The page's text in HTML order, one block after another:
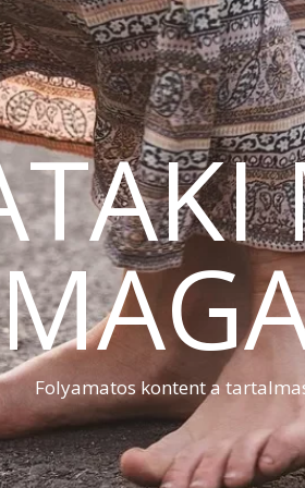
Folyamatos kontent a